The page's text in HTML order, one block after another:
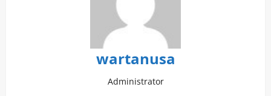
wartanusa
Administrator